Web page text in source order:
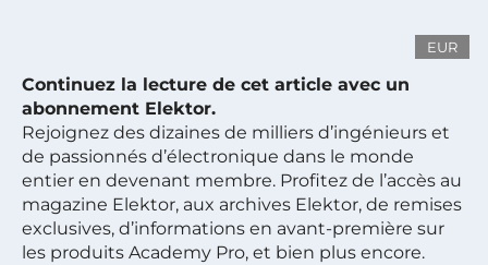
EUR
Continuez la lecture de cet article avec un
abonnement Elektor.
Rejoignez des dizaines de milliers d’ingénieurs et
de passionnés d’électronique dans le monde
entier en devenant membre. Profitez de l’accès au
magazine Elektor, aux archives Elektor, de remises
exclusives, d’informations en avant-première sur
les produits Academy Pro, et bien plus encore.